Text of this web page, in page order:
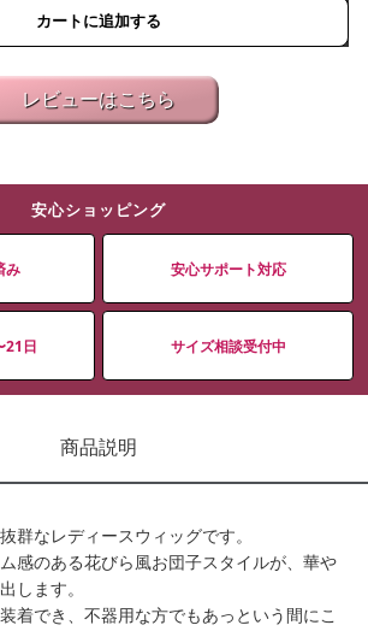
カートに追加する
レビューはこちら
安心ショッピング
み 安心サポート対応
21日 サイズ相談受付中
商品説明
群なレディースウィッグです。
感のある花びら風お団子スタイルが、華や
します。
着でき、不器用な方でもあっという間にこ